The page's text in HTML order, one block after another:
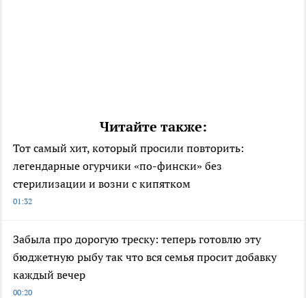
Читайте также:
Тот самый хит, который просили повторить:
легендарные огурчики «по-фински» без
стерилизации и возни с кипятком
01:32
Забыла про дорогую треску: теперь готовлю эту
бюджетную рыбу так что вся семья просит добавку
каждый вечер
00:20